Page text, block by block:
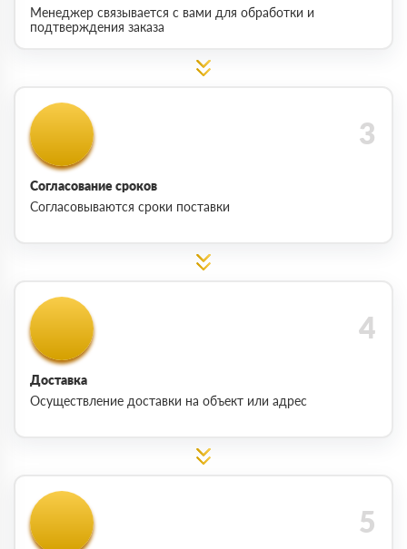
Менеджер связывается с вами для обработки и
подтверждения заказа
Согласование сроков
Согласовываются сроки поставки
Доставка
Осуществление доставки на объект или адрес